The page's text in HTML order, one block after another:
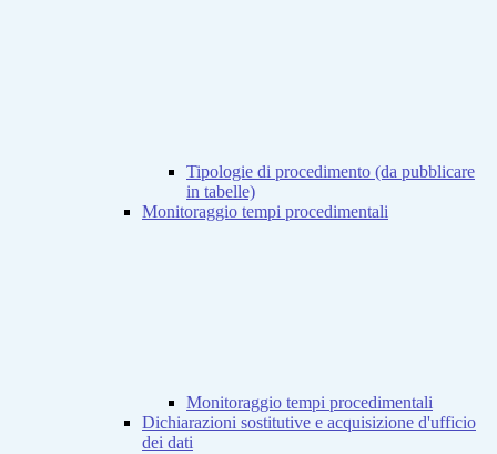
Tipologie di procedimento (da pubblicare
in tabelle)
Monitoraggio tempi procedimentali
Monitoraggio tempi procedimentali
Dichiarazioni sostitutive e acquisizione d'ufficio
dei dati